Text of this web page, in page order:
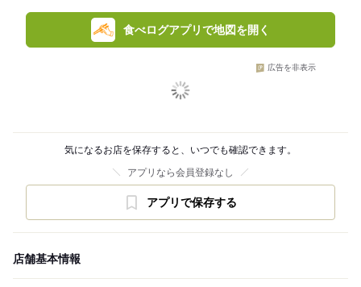
食べログアプリで地図を開く
広告を非表示
気になるお店を保存すると、いつでも確認できます。
アプリなら会員登録なし
アプリで保存する
店舗基本情報